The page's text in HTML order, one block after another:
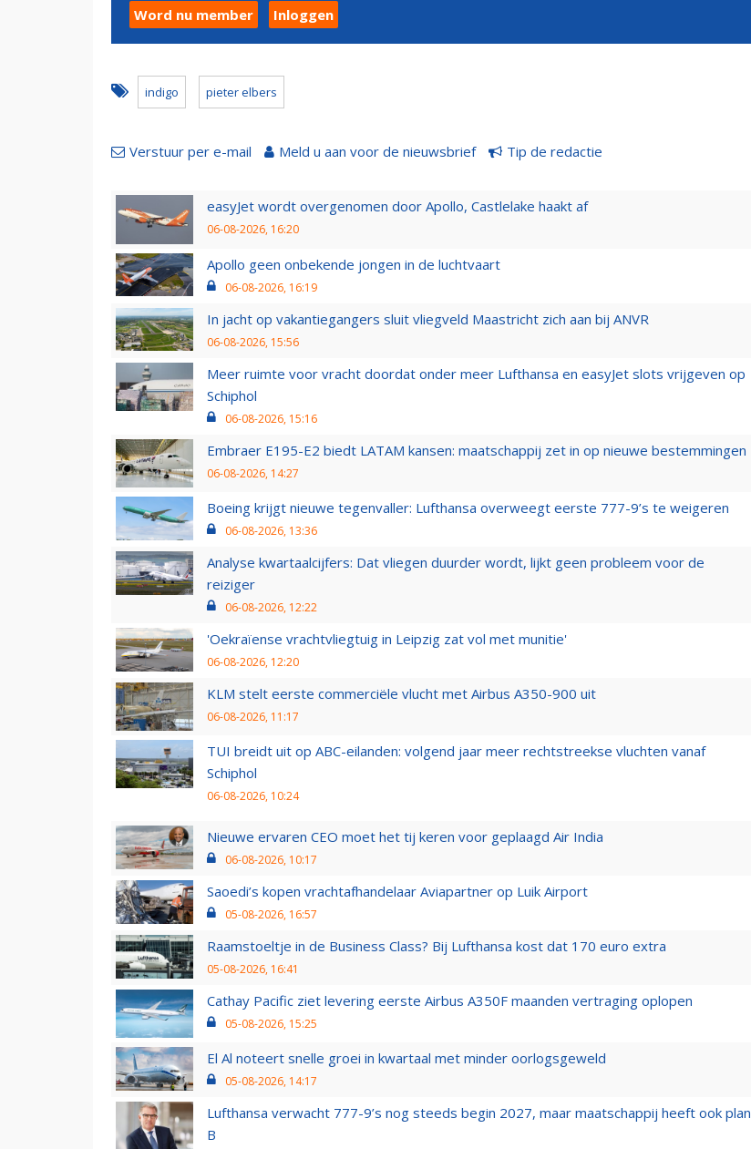
Word nu member Inloggen
indigo pieter elbers
Verstuur per e-mail Meld u aan voor de nieuwsbrief Tip de redactie
easyJet wordt overgenomen door Apollo, Castlelake haakt af
06-08-2026, 16:20
Apollo geen onbekende jongen in de luchtvaart
06-08-2026, 16:19
In jacht op vakantiegangers sluit vliegveld Maastricht zich aan bij ANVR
06-08-2026, 15:56
Meer ruimte voor vracht doordat onder meer Lufthansa en easyJet slots vrijgeven op
Schiphol
06-08-2026, 15:16
Embraer E195-E2 biedt LATAM kansen: maatschappij zet in op nieuwe bestemmingen
06-08-2026, 14:27
Boeing krijgt nieuwe tegenvaller: Lufthansa overweegt eerste 777-9’s te weigeren
06-08-2026, 13:36
Analyse kwartaalcijfers: Dat vliegen duurder wordt, lijkt geen probleem voor de
reiziger
06-08-2026, 12:22
'Oekraïense vrachtvliegtuig in Leipzig zat vol met munitie'
06-08-2026, 12:20
KLM stelt eerste commerciële vlucht met Airbus A350-900 uit
06-08-2026, 11:17
TUI breidt uit op ABC-eilanden: volgend jaar meer rechtstreekse vluchten vanaf
Schiphol
06-08-2026, 10:24
Nieuwe ervaren CEO moet het tij keren voor geplaagd Air India
06-08-2026, 10:17
Saoedi’s kopen vrachtafhandelaar Aviapartner op Luik Airport
05-08-2026, 16:57
Raamstoeltje in de Business Class? Bij Lufthansa kost dat 170 euro extra
05-08-2026, 16:41
Cathay Pacific ziet levering eerste Airbus A350F maanden vertraging oplopen
05-08-2026, 15:25
El Al noteert snelle groei in kwartaal met minder oorlogsgeweld
05-08-2026, 14:17
Lufthansa verwacht 777-9’s nog steeds begin 2027, maar maatschappij heeft ook plan
B